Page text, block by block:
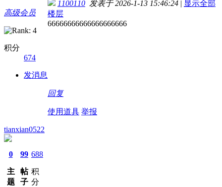
高级会员
积分
674
发消息
1100110 发表于 2026-1-13 15:46:24 | 显示全部
楼层
66666666666666666666
回复
使用道具 举报
tianxian0522
0
主
题
99
帖
子
688
积
分